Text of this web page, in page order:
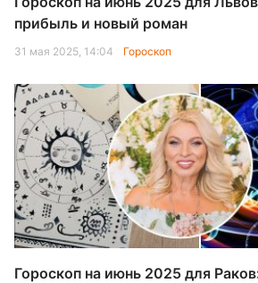
прибыль и новый роман
31 мая 2025, 14:04 Гороскоп
Гороскоп на июнь 2025 для